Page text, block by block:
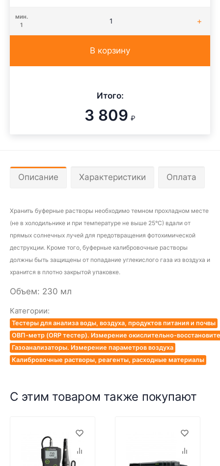
мин.
1
В корзину
Итого:
3 809 ₽
Описание Характеристики Оплата
Хранить буферные растворы необходимо темном прохладном месте
(не в холодильнике и при температуре не выше 25°С) вдали от
прямых солнечных лучей для предотвращения фотохимической
деструкции. Кроме того, буферные калибровочные растворы
должны быть защищены от попадание углекислого газа из воздуха и
хранится в плотно закрытой упаковке.
Объем: 230 мл
Категории:
Тестеры для анализа воды, воздуха, продуктов питания и почвы
ОВП-метр (ORP тестер). Измерение окислительно-
Газоанализаторы. Измерение параметров воздуха
Калибровочные растворы, реагенты, расходные материалы
С этим товаром также покупают